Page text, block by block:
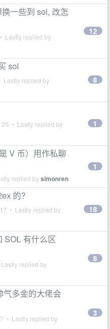
一些到 sol, 改怎
• Lastly replied by
12
sol
Lastly replied by 8
• Lastly replied by 1
V 币）用作私聊
replied bysimonren
1
的?
• Lastly replied by 18
SOL 有什么区
Lastly replied by
8
气多金的大佬会
• Lastly replied by
3